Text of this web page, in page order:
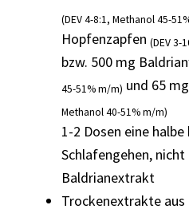
(DEV 4-8:1, Methanol 45-
Hopfenzapfen (DEV 3-
bzw. 500 mg
45-51% m/m) und 65
Methanol 40-51% m/m)
1-2 Dosen eine
Schlafengehen,
Baldrianextrakt
Trockenextrakte